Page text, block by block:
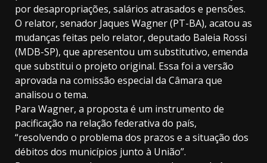
por desapropriações, salários atrasados e pensões.
O relator, senador Jaques Wagner (PT-BA), acatou as
mudanças feitas pelo relator, deputado Baleia Rossi
(MDB-SP), que apresentou um substitutivo, emenda
que substitui o projeto original. Essa foi a versão
aprovada na comissão especial da Câmara que
analisou o tema.
Para Wagner, a proposta é um instrumento de
pacificação na relação federativa do país,
“resolvendo o problema dos prazos e a situação dos
débitos dos municípios junto à União”.